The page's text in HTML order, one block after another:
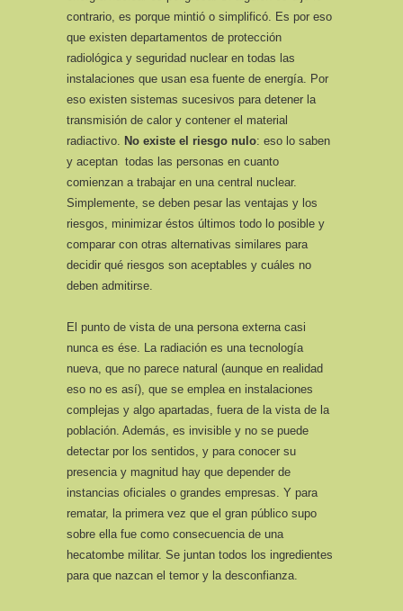
contrario, es porque mintió o simplificó. Es por eso
que existen departamentos de protección
radiológica y seguridad nuclear en todas las
instalaciones que usan esa fuente de energía. Por
eso existen sistemas sucesivos para detener la
transmisión de calor y contener el material
radiactivo. No existe el riesgo nulo: eso lo saben
y aceptan todas las personas en cuanto
comienzan a trabajar en una central nuclear.
Simplemente, se deben pesar las ventajas y los
riesgos, minimizar éstos últimos todo lo posible y
comparar con otras alternativas similares para
decidir qué riesgos son aceptables y cuáles no
deben admitirse.
El punto de vista de una persona externa casi
nunca es ése. La radiación es una tecnología
nueva, que no parece natural (aunque en realidad
eso no es así), que se emplea en instalaciones
complejas y algo apartadas, fuera de la vista de la
población. Además, es invisible y no se puede
detectar por los sentidos, y para conocer su
presencia y magnitud hay que depender de
instancias oficiales o grandes empresas. Y para
rematar, la primera vez que el gran público supo
sobre ella fue como consecuencia de una
hecatombe militar. Se juntan todos los ingredientes
para que nazcan el temor y la desconfianza.